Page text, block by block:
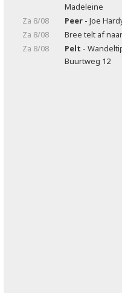
Madeleine
Za 8/08
Peer - Joe
Za 8/08
Bree telt af
Za 8/08
Pelt -
Buurtweg 12